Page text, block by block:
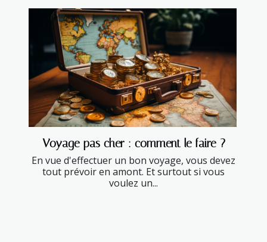
Voyage pas cher : comment le faire ?
En vue d'effectuer un bon voyage, vous devez
tout prévoir en amont. Et surtout si vous
voulez un...